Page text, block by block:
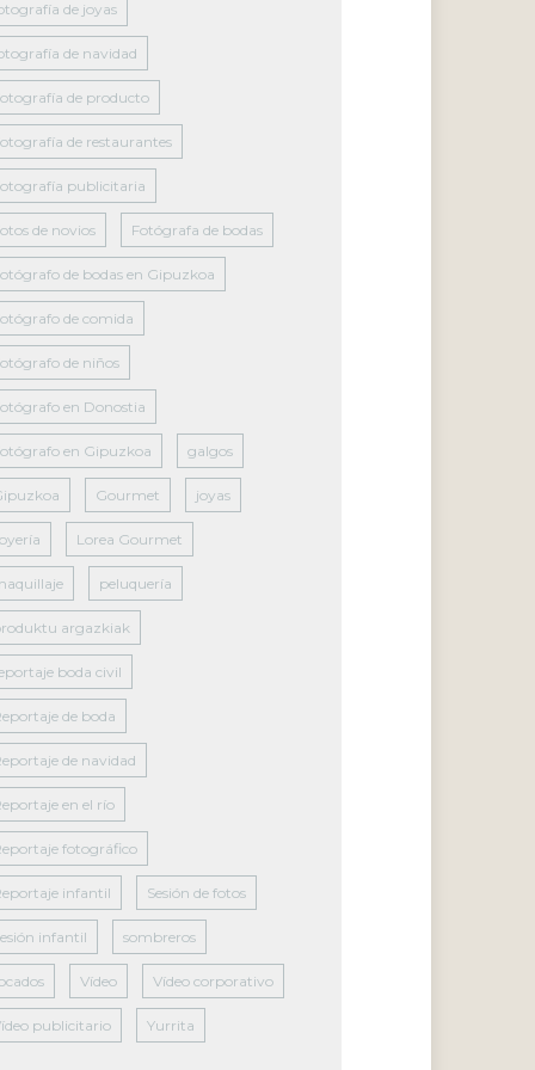
de joyas
de navidad
de producto
de restaurantes
publicitaria
de novios Fotógrafa de bodas
de bodas en Gipuzkoa
de comida
de niños
en Donostia
en Gipuzkoa galgos
Gourmet joyas
Lorea Gourmet
peluquería
argazkiak
boda civil
de boda
de navidad
en el río
fotográfico
infantil Sesión de fotos
infantil sombreros
Vídeo Vídeo corporativo
publicitario Yurrita